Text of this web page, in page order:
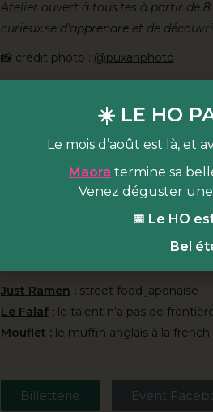
Atelier ouvert à tous.tes à partir de
curieux.se d'apprendre et de
📸 crédit photo : @puxanphoto
un lieu de vie dédié à
hectares du parc Martin Luther King
court et vous cultiver en BA dans
accueille cours de cuisine &
Vos papilles ne seront pas en
Just Ramen : street food japonaise
Le Falaf : le talent n’a pas de
Mouflet : le muffin anglais à la french
Billetterie Event
☀️ LE HO
Le mois d’août est là, et
Maora termine sa
Venez déguster
📅 Le HO
Bel